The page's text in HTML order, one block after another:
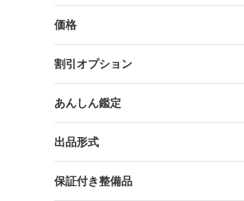
価格
割引オプション
あんしん鑑定
出品形式
保証付き整備品